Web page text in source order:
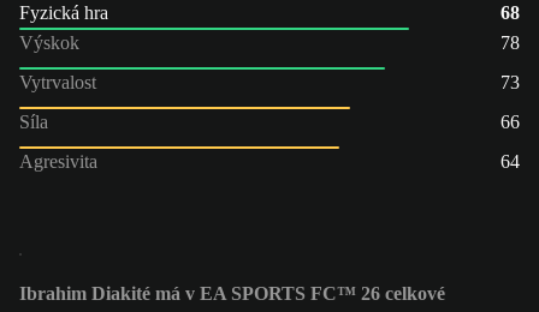
Fyzická hra
68
Výskok
78
Vytrvalost
73
Síla
66
Agresivita
64
Ibrahim Diakité má v EA SPORTS FC™ 26 celkové